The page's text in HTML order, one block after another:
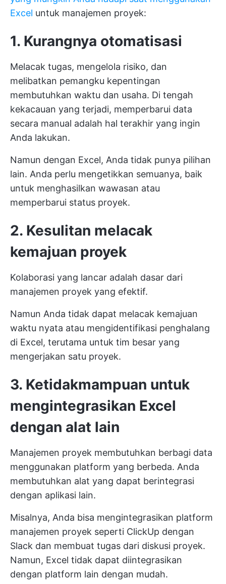
Excel untuk manajemen proyek:
1. Kurangnya otomatisasi
Melacak tugas, mengelola risiko, dan
melibatkan pemangku kepentingan
membutuhkan waktu dan usaha. Di tengah
kekacauan yang terjadi, memperbarui data
secara manual adalah hal terakhir yang ingin
Anda lakukan.
Namun dengan Excel, Anda tidak punya pilihan
lain. Anda perlu mengetikkan semuanya, baik
untuk menghasilkan wawasan atau
memperbarui status proyek.
2. Kesulitan melacak
kemajuan proyek
Kolaborasi yang lancar adalah dasar dari
manajemen proyek yang efektif.
Namun Anda tidak dapat melacak kemajuan
waktu nyata atau mengidentifikasi penghalang
di Excel, terutama untuk tim besar yang
mengerjakan satu proyek.
3. Ketidakmampuan untuk
mengintegrasikan Excel
dengan alat lain
Manajemen proyek membutuhkan berbagi data
menggunakan platform yang berbeda. Anda
membutuhkan alat yang dapat berintegrasi
dengan aplikasi lain.
Misalnya, Anda bisa mengintegrasikan platform
manajemen proyek seperti ClickUp dengan
Slack dan membuat tugas dari diskusi proyek.
Namun, Excel tidak dapat diintegrasikan
dengan platform lain dengan mudah.